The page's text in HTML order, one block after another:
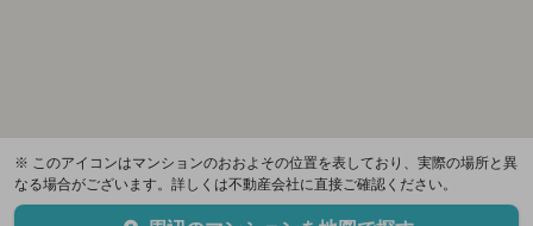
※ このアイコンはマンションのおおよその位置を表しており、実際の場所と異
なる場合がございます。詳しくは不動産会社に直接ご確認ください。